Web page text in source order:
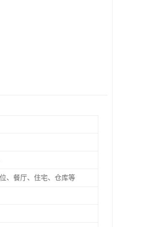
、餐厅、住宅、仓库等